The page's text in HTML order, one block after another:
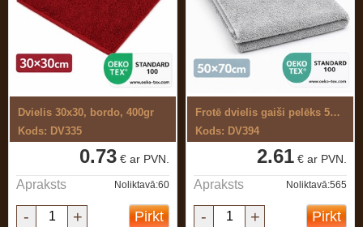
Dvielis 30x30, bordo, 400gr
Kods: DV335
0.73 € ar PVN.
Apraksts Noliktavā:60
- + Pirkt
Frotē dvielis gaiši pelēks 50x70 cm
Kods: DV394
2.61 € ar PVN.
Apraksts Noliktavā:565
- + Pirkt